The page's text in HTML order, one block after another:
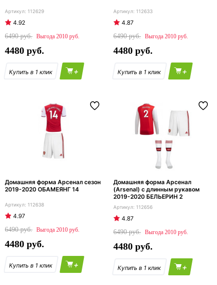
112629
4.92
6490
2010
4480
+
112633
4.87
6490
2010
4480
+
Домашняя форма Арсенал сезон
2019-2020 ОБАМЕЯНГ 14
112638
4.97
6490
2010
4480
+
Домашняя форма Арсенал
(Arsenal) с длинным рукавом
2019-2020 БЕЛЬЕРИН 2
112656
4.87
6490
2010
4480
+